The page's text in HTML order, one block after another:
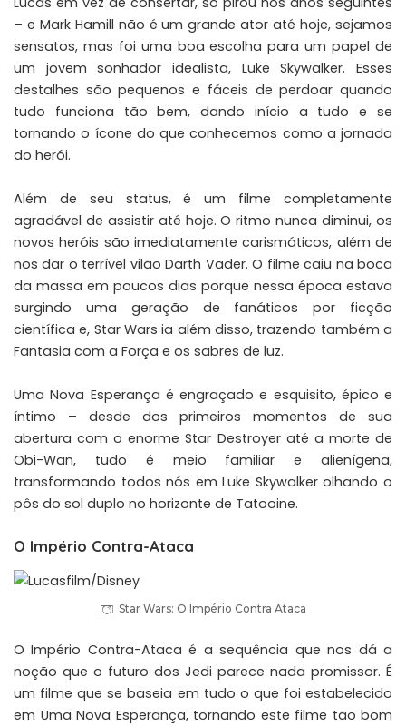
– e Mark Hamill não é um grande ator até hoje, sejamos
sensatos, mas foi uma boa escolha para um papel de
um jovem sonhador idealista, Luke Skywalker. Esses
destalhes são pequenos e fáceis de perdoar quando
tudo funciona tão bem, dando início a tudo e se
tornando o ícone do que conhecemos como a jornada
do herói.
Além de seu status, é um filme completamente
agradável de assistir até hoje. O ritmo nunca diminui, os
novos heróis são imediatamente carismáticos, além de
nos dar o terrível vilão Darth Vader. O filme caiu na boca
da massa em poucos dias porque nessa época estava
surgindo uma geração de fanáticos por ficção
científica e, Star Wars ia além disso, trazendo também a
Fantasia com a Força e os sabres de luz.
Uma Nova Esperança é engraçado e esquisito, épico e
íntimo – desde dos primeiros momentos de sua
abertura com o enorme Star Destroyer até a morte de
Obi-Wan, tudo é meio familiar e alienígena,
transformando todos nós em Luke Skywalker olhando o
pôs do sol duplo no horizonte de Tatooine.
O Império Contra-Ataca
Star Wars: O Império Contra Ataca
O Império Contra-Ataca é a sequência que nos dá a
noção que o futuro dos Jedi parece nada promissor. É
um filme que se baseia em tudo o que foi estabelecido
em Uma Nova Esperança, tornando este filme tão bom